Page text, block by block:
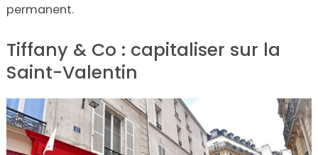
permanent.
Tiffany & Co : capitaliser sur la
Saint-Valentin